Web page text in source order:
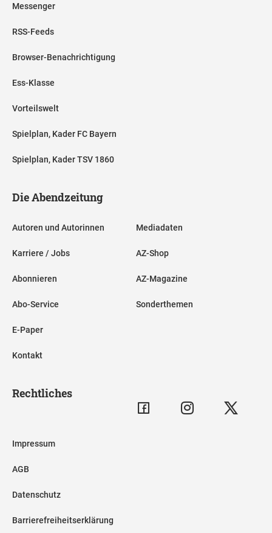
Messenger
RSS-Feeds
Browser-Benachrichtigung
Ess-Klasse
Vorteilswelt
Spielplan, Kader FC Bayern
Spielplan, Kader TSV 1860
Die Abendzeitung
Autoren und Autorinnen
Karriere / Jobs
Abonnieren
Abo-Service
E-Paper
Kontakt
Mediadaten
AZ-Shop
AZ-Magazine
Sonderthemen
Rechtliches
Impressum
AGB
Datenschutz
Barrierefreiheitserklärung